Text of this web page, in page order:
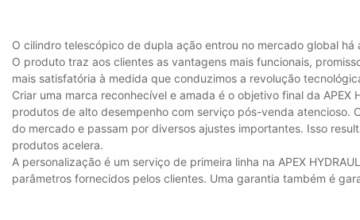
O cilindro telescópico de dupla ação entrou no mercado global
O produto traz aos clientes as vantagens mais funcionais,
mais satisfatória à medida que conduzimos a revolução
Criar uma marca reconhecível e amada é o objetivo final da
produtos de alto desempenho com serviço pós-venda atencioso.
do mercado e passam por diversos ajustes importantes. Isso
produtos acelera.
A personalização é um serviço de primeira linha na APEX
parâmetros fornecidos pelos clientes. Uma garantia também é